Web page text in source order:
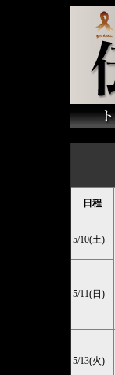
日程
5/10(土)
5/11(日)
5/13(火)